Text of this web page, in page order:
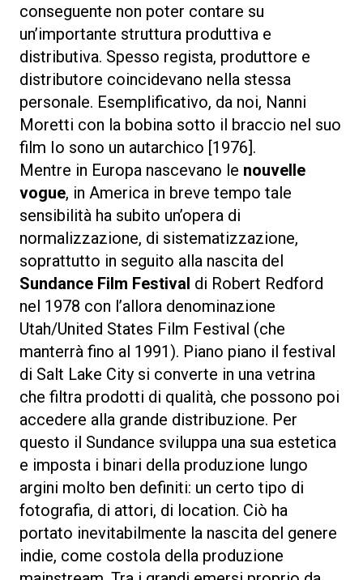
conseguente non poter contare su
un’importante struttura produttiva e
distributiva. Spesso regista, produttore e
distributore coincidevano nella stessa
personale. Esemplificativo, da noi, Nanni
Moretti con la bobina sotto il braccio nel suo
film Io sono un autarchico [1976].
Mentre in Europa nascevano le nouvelle
vogue, in America in breve tempo tale
sensibilità ha subito un’opera di
normalizzazione, di sistematizzazione,
soprattutto in seguito alla nascita del
Sundance Film Festival di Robert Redford
nel 1978 con l’allora denominazione
Utah/United States Film Festival (che
manterrà fino al 1991). Piano piano il festival
di Salt Lake City si converte in una vetrina
che filtra prodotti di qualità, che possono poi
accedere alla grande distribuzione. Per
questo il Sundance sviluppa una sua estetica
e imposta i binari della produzione lungo
argini molto ben definiti: un certo tipo di
fotografia, di attori, di location. Ciò ha
portato inevitabilmente la nascita del genere
indie, come costola della produzione